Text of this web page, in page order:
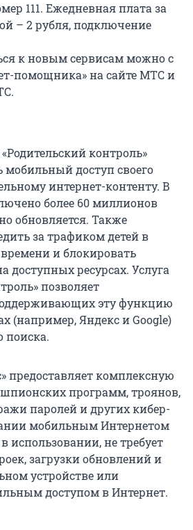
111. Ежедневная плата за
– 2 рубля, подключение
к новым сервисам можно с
помощника» на сайте МТС и
контроль»
доступ своего
интернет-контенту. В
более 60 миллионов
обновляется. Также
за трафиком детей в
и блокировать
доступных ресурсах. Услуга
позволяет
эту функцию
(например, Яндекс и Google)
поиска.
предоставляет комплексную
программ, троянов,
паролей и других кибер-
мобильным Интернетом
использовании, не требует
загрузки обновлений и
устройстве или
доступом в Интернет.